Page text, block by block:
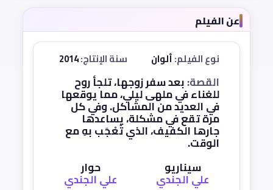
عن الفيلم
نوع الفيلم:ألوان سنة الإنتاج:
القصة:بعد سفر زوجها، تلجأ روح
للغناء في ملهى ليلي، مما يوقعها
في العديد من المشاكل. وفي كل
مرة تقع في مشكلة، يساعدها
جارها الكفيف، الذي تُعْجَب بهِ مع
الوقت.
سيناريو
علي الجندي
حوار
علي الجندي